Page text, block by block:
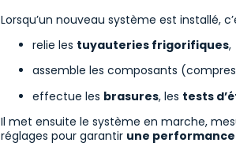
Lorsqu’un nouveau système est installé,
relie les tuyauteries frigorifiques,
assemble les composants
effectue les brasures, les tests
Il met ensuite le système en marche,
réglages pour garantir une